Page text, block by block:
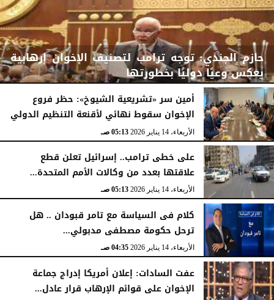
حازم الجندي: توجه ترامب لتصنيف الإخوان إرهابية
يعكس وعيًا دوليًا بخطورتها
الأربعاء، 14 يناير 2026 05:14 صـ
أمين سر «تشريعية الشيوخ»: حظر فروع
الإخوان سقوط نهائي لأقنعة التنظيم الدولي
الأربعاء، 14 يناير 2026 05:13 صـ
على خطى ترامب.. إسرائيل تعلن قطع
علاقتها بعدد من وكالات الأمم المتحدة...
الأربعاء، 14 يناير 2026 05:13 صـ
كلام فى السياسة مع تامر قبودان .. هل
ترحل حكومة مصطفى مدبولي...
الأربعاء، 14 يناير 2026 04:35 صـ
عفت السادات: إعلان أمريكا إدراج جماعة
الإخوان على قوائم الإرهاب قرار عادل...